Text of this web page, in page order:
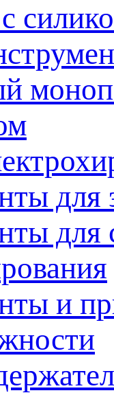
для
для
и